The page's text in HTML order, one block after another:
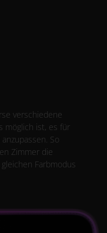
verschiedene
möglich ist, es für
So
Zimmer die
Farbmodus